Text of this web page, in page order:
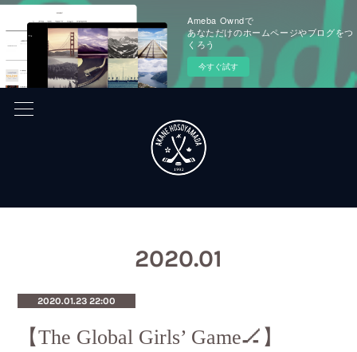
Ameba Owndで
あなただけのホームページやブログをつ
くろう
今すぐ試す
2020.01
2020.01.23 22:00
【The Global Girls’ Game🏒】